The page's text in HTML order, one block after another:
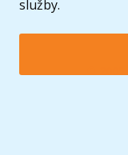
služby.
LEGO, logo LEGO a
Doprava